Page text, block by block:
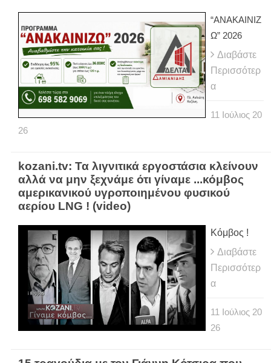
“ΑΝΑΚΑΙΝΙΖ
Ω” 2026
Διαβάστε
Περισσότερ
α
11 Ιούλιος 20
26
kozani.tv: Τα λιγνιτικά εργοστάσια κλείνουν
αλλά να μην ξεχνάμε ότι γίναμε ...κόμβος
αμερικανικού υγροποιημένου φυσικού
αερίου LNG ! (video)
Κόμβος !
Διαβάστε
Περισσότερ
α
11 Ιούλιος 20
26